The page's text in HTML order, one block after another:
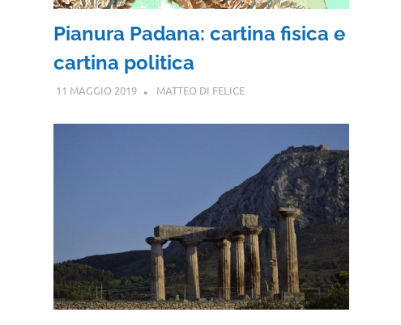
Pianura Padana: cartina fisica e
cartina politica
11 MAGGIO 2019 MATTEO DI FELICE